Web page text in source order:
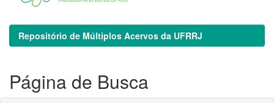
Repositório de Múltiplos Acervos da UFRRJ
Página de Busca